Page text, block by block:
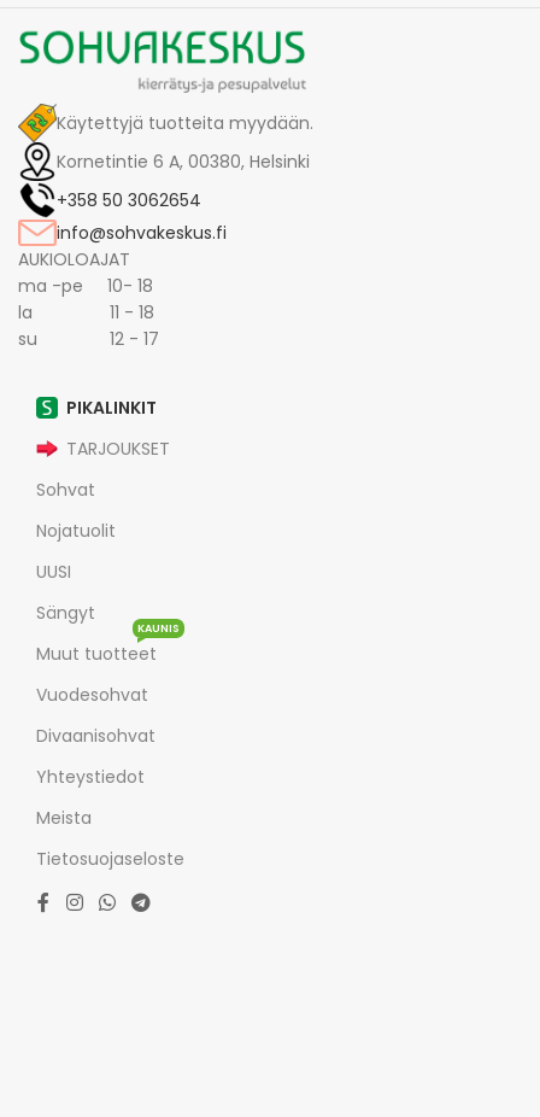
Käytettyjä tuotteita myydään.
Kornetintie 6 A, 00380, Helsinki
+358 50 3062654
info@sohvakeskus.fi
AUKIOLOAJAT
ma -pe 10- 18
la 11 - 18
su 12 - 17
PIKALINKIT
TARJOUKSET
Sohvat
Nojatuolit
UUSI
Sängyt
Muut tuotteet
KAUNIS
Vuodesohvat
Divaanisohvat
Yhteystiedot
Meista
Tietosuojaseloste